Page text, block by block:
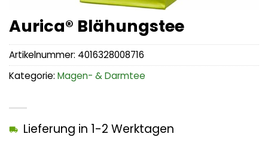
Aurica® Blähungstee
Lieferung in 1-2 Werktagen
Artikelnummer: 4016328008716
Kategorie: Magen- & Darmtee